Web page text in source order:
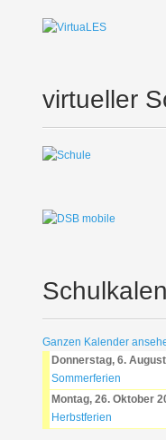
virtueller
Ganzen Kalender
Donnerstag, 6.
Sommerferien
Montag, 26. Oktober
Herbstferien